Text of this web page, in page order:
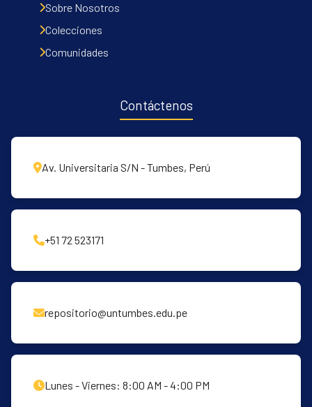
Sobre Nosotros
Colecciones
Comunidades
Contáctenos
Av. Universitaria S/N - Tumbes, Perú
+51 72 523171
repositorio@untumbes.edu.pe
Lunes - Viernes: 8:00 AM - 4:00 PM